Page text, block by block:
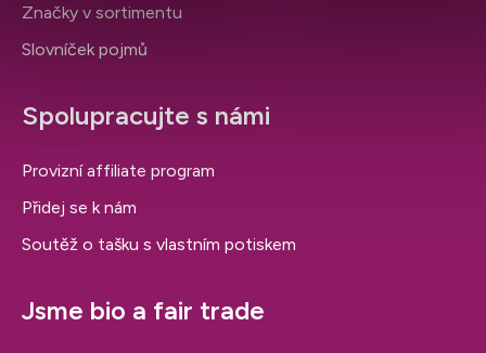
Značky v sortimentu
Slovníček pojmů
Spolupracujte s námi
Provizní affiliate program
Přidej se k nám
Soutěž o tašku s vlastním potiskem
Jsme bio a fair trade